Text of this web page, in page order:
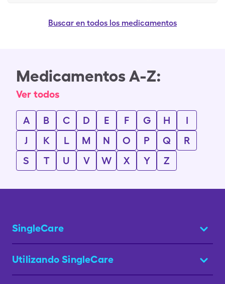
Buscar en todos los medicamentos
Medicamentos A-Z:
Ver todos
A B C D E F G H
I
J
K L M N O P Q
R
S
T U V W X Y Z
SingleCare
Utilizando SingleCare